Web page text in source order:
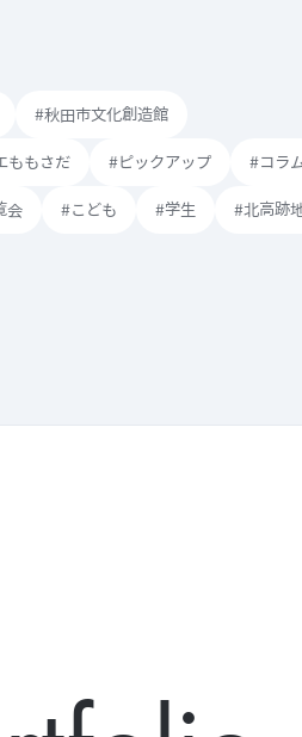
#秋田市文化創造館
ももさだ #ピックアップ #コラ
会 #こども #学生 #北高跡